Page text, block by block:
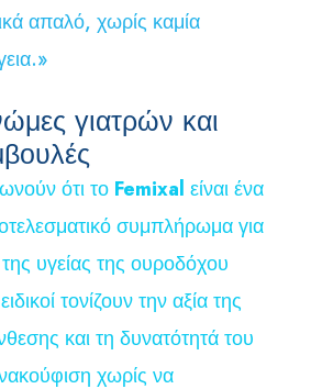
απαλό, χωρίς καμία
γιατρών και
ότι το Femixal είναι ένα
συμπλήρωμα για
υγείας της ουροδόχου
τονίζουν την αξία της
και τη δυνατότητά του
χωρίς να